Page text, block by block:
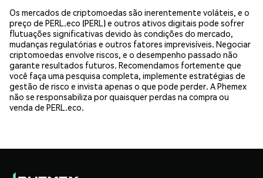
Os mercados de criptomoedas são inerentemente voláteis, e o
preço de PERL.eco (PERL) e outros ativos digitais pode sofrer
flutuações significativas devido às condições do mercado,
mudanças regulatórias e outros fatores imprevisíveis. Negociar
criptomoedas envolve riscos, e o desempenho passado não
garante resultados futuros. Recomendamos fortemente que
você faça uma pesquisa completa, implemente estratégias de
gestão de risco e invista apenas o que pode perder. A Phemex
não se responsabiliza por quaisquer perdas na compra ou
venda de PERL.eco.